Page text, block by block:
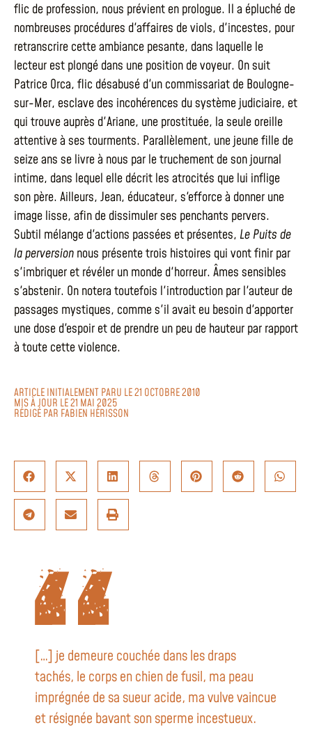
flic de profession, nous prévient en prologue. Il a épluché de
nombreuses procédures d'affaires de viols, d'incestes, pour
retranscrire cette ambiance pesante, dans laquelle le
lecteur est plongé dans une position de voyeur. On suit
Patrice Orca, flic désabusé d'un commissariat de Boulogne-
sur-Mer, esclave des incohérences du système judiciaire, et
qui trouve auprès d'Ariane, une prostituée, la seule oreille
attentive à ses tourments. Parallèlement, une jeune fille de
seize ans se livre à nous par le truchement de son journal
intime, dans lequel elle décrit les atrocités que lui inflige
son père. Ailleurs, Jean, éducateur, s'efforce à donner une
image lisse, afin de dissimuler ses penchants pervers.
Subtil mélange d'actions passées et présentes, Le Puits de
la perversion nous présente trois histoires qui vont finir par
s'imbriquer et révéler un monde d'horreur. Âmes sensibles
s'abstenir. On notera toutefois l'introduction par l'auteur de
passages mystiques, comme s'il avait eu besoin d'apporter
une dose d'espoir et de prendre un peu de hauteur par rapport
à toute cette violence.
ARTICLE INITIALEMENT PARU LE 21 OCTOBRE 2010
MIS À JOUR LE 21 MAI 2025
RÉDIGÉ PAR FABIEN HÉRISSON
[…] je demeure couchée dans les draps
tachés, le corps en chien de fusil, ma peau
imprégnée de sa sueur acide, ma vulve vaincue
et résignée bavant son sperme incestueux.